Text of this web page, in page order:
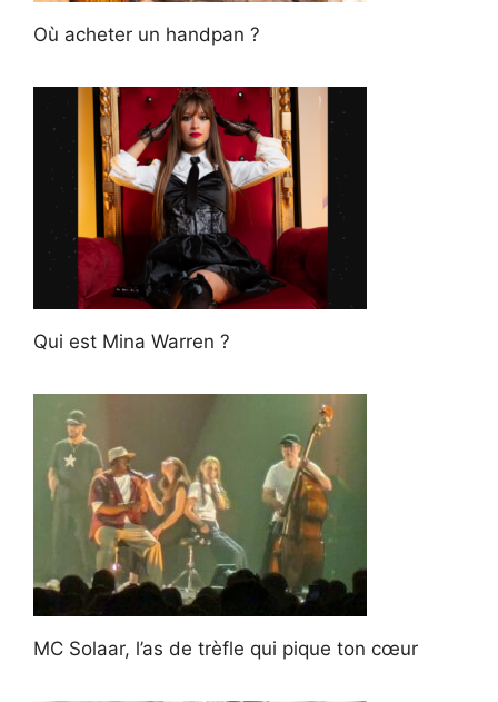
Où acheter un handpan ?
Qui est Mina Warren ?
MC Solaar, l’as de trèfle qui pique ton cœur